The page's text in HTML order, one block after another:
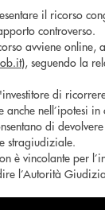
il ricorso
controverso.
avviene online,
), seguendo la
di
anche nell’ipotesi
di
stragiudiziale.
è vincolante per
l’Autorità